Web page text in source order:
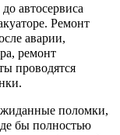
автосервиса
Ремонт
аварии,
ремонт
проводятся
поломки,
бы полностью